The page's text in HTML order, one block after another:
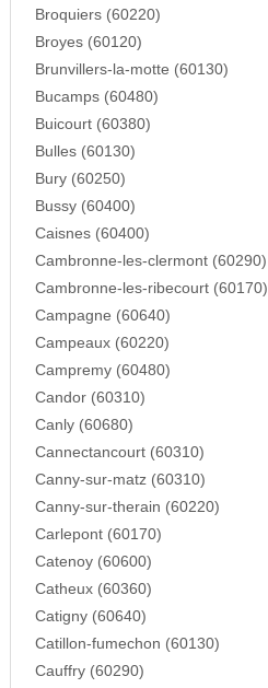
Broquiers (60220)
Broyes (60120)
Brunvillers-la-motte (60130)
Bucamps (60480)
Buicourt (60380)
Bulles (60130)
Bury (60250)
Bussy (60400)
Caisnes (60400)
Cambronne-les-clermont (60290)
Cambronne-les-ribecourt (60170)
Campagne (60640)
Campeaux (60220)
Campremy (60480)
Candor (60310)
Canly (60680)
Cannectancourt (60310)
Canny-sur-matz (60310)
Canny-sur-therain (60220)
Carlepont (60170)
Catenoy (60600)
Catheux (60360)
Catigny (60640)
Catillon-fumechon (60130)
Cauffry (60290)